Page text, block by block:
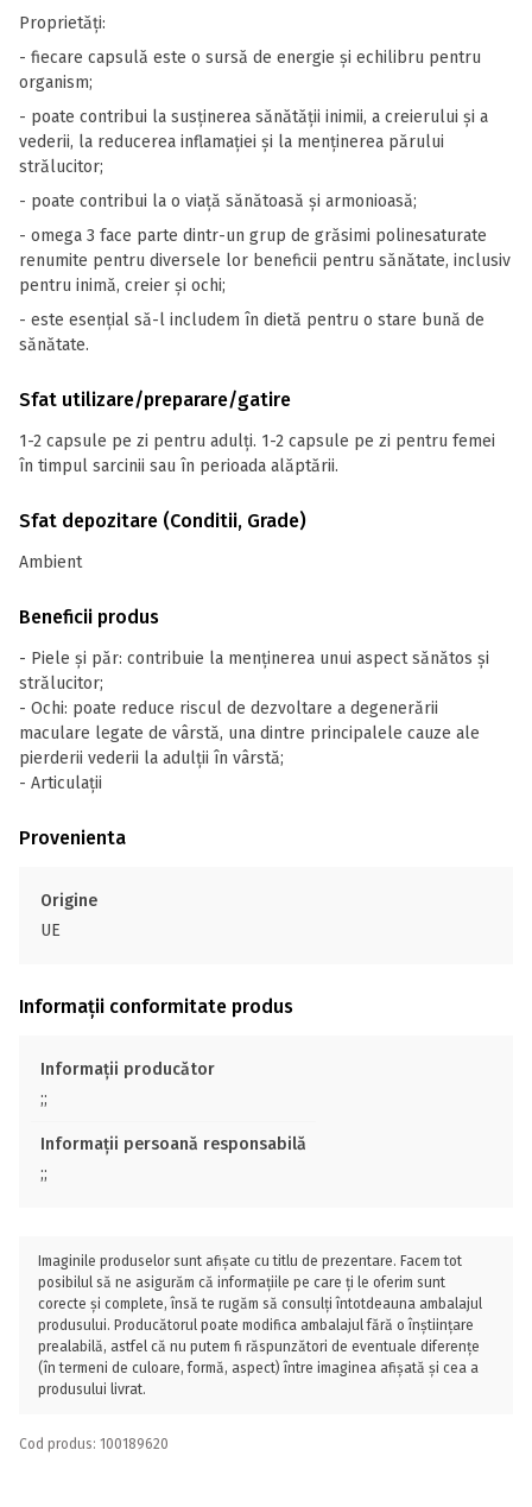
Proprietăți:
- fiecare capsulă este o sursă de energie și echilibru pentru
organism;
- poate contribui la susținerea sănătății inimii, a creierului și a
vederii, la reducerea inflamației și la menținerea părului
strălucitor;
- poate contribui la o viață sănătoasă și armonioasă;
- omega 3 face parte dintr-un grup de grăsimi polinesaturate
renumite pentru diversele lor beneficii pentru sănătate, inclusiv
pentru inimă, creier și ochi;
- este esențial să-l includem în dietă pentru o stare bună de
sănătate.
Sfat utilizare/preparare/gatire
1-2 capsule pe zi pentru adulți. 1-2 capsule pe zi pentru femei
în timpul sarcinii sau în perioada alăptării.
Sfat depozitare (Conditii, Grade)
Ambient
Beneficii produs
- Piele și păr: contribuie la menținerea unui aspect sănătos și
strălucitor;
- Ochi: poate reduce riscul de dezvoltare a degenerării
maculare legate de vârstă, una dintre principalele cauze ale
pierderii vederii la adulții în vârstă;
- Articulații
Provenienta
Origine
UE
Informații conformitate produs
Informații producător
;;
Informații persoană responsabilă
;;
Imaginile produselor sunt afișate cu titlu de prezentare. Facem tot
posibilul să ne asigurăm că informațiile pe care ți le oferim sunt
corecte și complete, însă te rugăm să consulți întotdeauna ambalajul
produsului. Producătorul poate modifica ambalajul fără o înștiințare
prealabilă, astfel că nu putem fi răspunzători de eventuale diferențe
(în termeni de culoare, formă, aspect) între imaginea afișată și cea a
produsului livrat.
Cod produs: 100189620